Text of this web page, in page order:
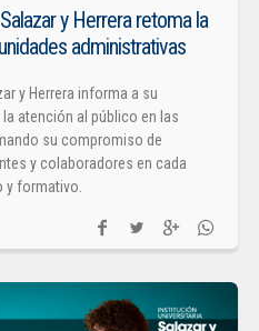
y Herrera retoma la
administrativas
y Herrera informa a su
atención al público en las
su compromiso de
y colaboradores en cada
y formativo.